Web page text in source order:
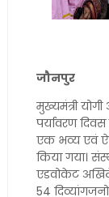
जौनपुर
मुख्यमंत्री
पर्यावरण
एक भव्य एवं
किया गया।
एडवोकेट
54